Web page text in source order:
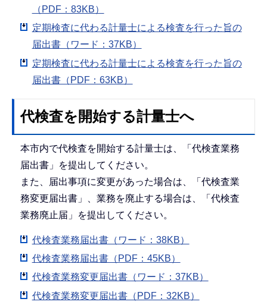
（PDF：83KB）
定期検査に代わる計量士による検査を行った旨の
届出書（ワード：37KB）
定期検査に代わる計量士による検査を行った旨の
届出書（PDF：63KB）
代検査を開始する計量士へ
本市内で代検査を開始する計量士は、「代検査業務
届出書」を提出してください。
また、届出事項に変更があった場合は、「代検査業
務変更届出書」、業務を廃止する場合は、「代検査
業務廃止届」を提出してください。
代検査業務届出書（ワード：38KB）
代検査業務届出書（PDF：45KB）
代検査業務変更届出書（ワード：37KB）
代検査業務変更届出書（PDF：32KB）